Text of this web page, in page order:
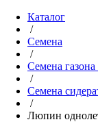
Каталог
/
Семена
/
Семена
/
Семена
/
Люпин